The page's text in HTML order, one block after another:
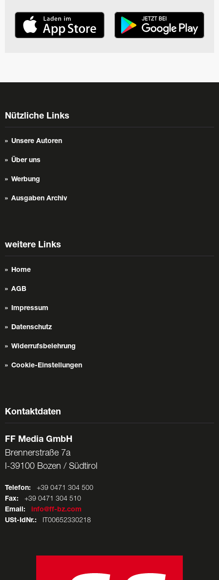
Nützliche Links
Unsere Autoren
Über uns
Werbung
Ausgaben Archiv
weitere Links
Home
AGB
Impressum
Datenschutz
Widerrufsbelehrung
Cookie-Einstellungen
Kontaktdaten
FF Media GmbH
Brennerstraße 7a
I-39100 Bozen / Südtirol
Telefon: +39 0471 304 500
Fax: +39 0471 304 510
Email:
info@ff-bz.com
USt-IdNr.: IT00652330218